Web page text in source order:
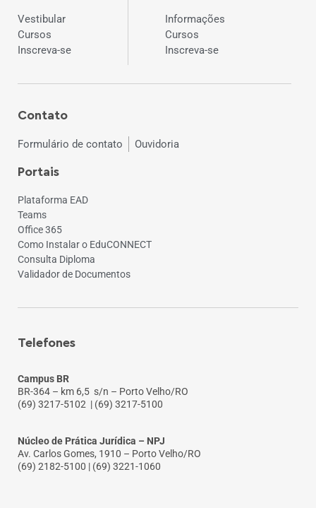
Vestibular
Cursos
Inscreva-se
Informações
Cursos
Inscreva-se
Contato
Formulário de contato Ouvidoria
Portais
Plataforma EAD
Teams
Office 365
Como Instalar o EduCONNECT
Consulta Diploma
Validador de Documentos
Telefones
Campus BR
BR-364 – km 6,5 s/n – Porto Velho/RO
(69) 3217-5102 | (69) 3217-5100
Núcleo de Prática Jurídica – NPJ
Av. Carlos Gomes, 1910 – Porto Velho/RO
(69) 2182-5100 | (69) 3221-1060